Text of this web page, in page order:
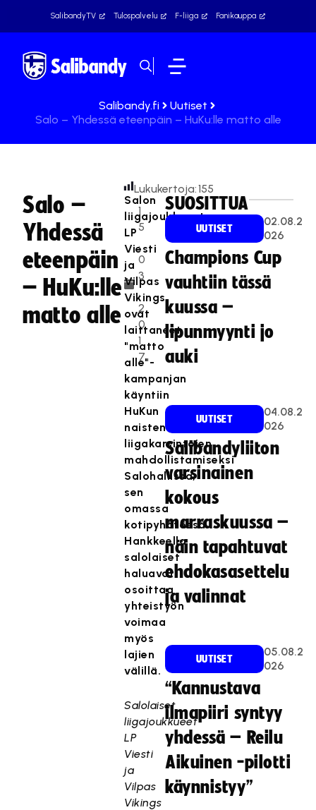
SalibandyTV Tulospalvelu F-liiga Fanikauppa
Salibandy.fi
Uutiset
Salo – Yhdessä eteenpäin – HuKu:lle matto alle
Salo –
Yhdessä
eteenpäin
– HuKu:lle
matto alle
1
5
.
0
3
.
2
0
1
7
Lukukertoja:155
Salon
liigajoukkueet
LP
Viesti
ja
Vilpas
Vikings
ovat
laittaneet
"matto
alle"-
kampanjan
käyntiin
HuKun
naisten
liigakarsintojen
mahdollistamiseksi
Salohallissa,
sen
omassa
kotipyhätössä.
Hankkeella
salolaiset
haluavat
osoittaa
yhteistyön
voimaa
myös
lajien
välillä.
Salolaiset
liigajoukkueet
LP
Viesti
ja
Vilpas
Vikings
SUOSITTUA
UUTISET
02.08.2
026
Champions Cup
vauhtiin tässä
kuussa –
lipunmyynti jo
auki
UUTISET
04.08.2
026
Salibandyliiton
varsinainen
kokous
marraskuussa –
näin tapahtuvat
ehdokasasettelu
ja valinnat
UUTISET
05.08.2
026
“Kannustava
ilmapiiri syntyy
yhdessä – Reilu
Aikuinen -pilotti
käynnistyy”